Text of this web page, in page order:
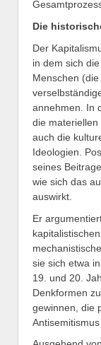
Die
Der
in dem sich
Menschen
annehmen. In
die
auch die
Ideologien.
seines
wie sich das
auswirkt.
Er
sie sich etwa
19. und 20.
Denkformen
gewinnen, die
Antisemitismus